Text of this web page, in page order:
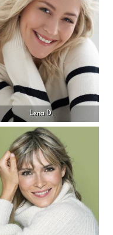
Lena D.